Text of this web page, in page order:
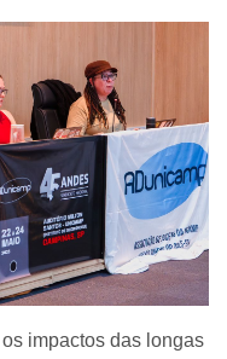
impactos das longas